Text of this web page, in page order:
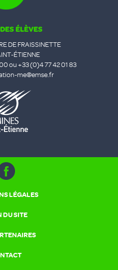
ÉLÈVES
DE FRAISSINETTE
ÉTIENNE
ou +33 (0)4 77 42 01 83
me@emse.fr
LÉGALES
DU SITE